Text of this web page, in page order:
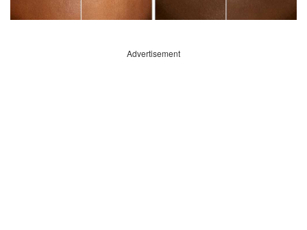
Advertisement